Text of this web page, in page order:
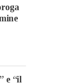
e “il